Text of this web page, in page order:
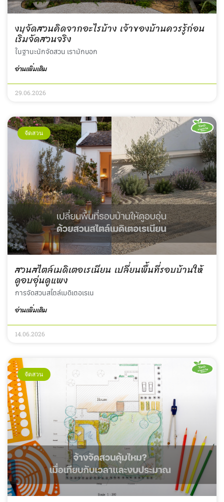
งบจัดสวนคิดจากอะไรบ้าง เจ้าของบ้านควรรู้ก่อน
เริ่มจัดสวนจริง
ในฐานะนักจัดสวน เรามักบอก
อ่านเพิ่มเติม
29.06.2026
จัดสวน
สวนสไตล์เมดิเตอเรเนียน เปลี่ยนพื้นที่รอบบ้านให้
ดูอบอุ่นดูแพง
การจัดสวนสไตล์เมดิเตอเรเน
อ่านเพิ่มเติม
14.06.2026
จัดสวน